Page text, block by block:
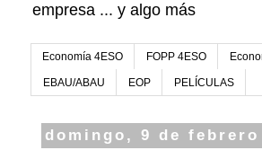
empresa ... y algo más
Economía 4ESO FOPP 4ESO
EBAU/ABAU EOP PELÍCULAS
domingo, 9 de febrero